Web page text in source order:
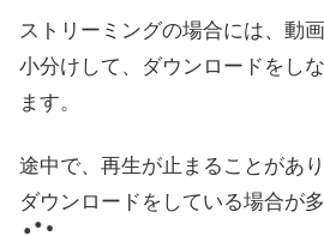
ストリーミングの場合には、動
小分けして、ダウンロードをし
ます。
途中で、再生が止まることがあ
ダウンロードをしている場合が多